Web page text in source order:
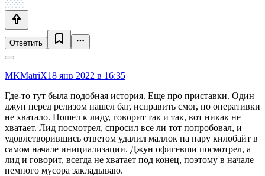
Ответить
MKMatriX18 янв 2022 в 16:35
Где-то тут была подобная история. Еще про приставки. Один
джун перед релизом нашел баг, исправить смог, но оперативки
не хватало. Пошел к лиду, говорит так и так, вот никак не
хватает. Лид посмотрел, спросил все ли тот попробовал, и
удовлетворившись ответом удалил маллок на пару килобайт в
самом начале инициализации. Джун офигевши посмотрел, а
лид и говорит, всегда не хватает под конец, поэтому в начале
немного мусора закладываю.